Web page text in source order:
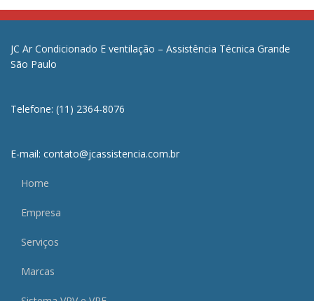
JC Ar Condicionado E ventilação – Assistência Técnica Grande
São Paulo
Telefone: (11) 2364-8076
E-mail: contato@jcassistencia.com.br
Home
Empresa
Serviços
Marcas